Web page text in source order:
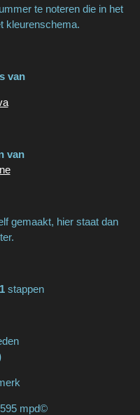
te noteren die in het
kleurenschema.
van
van
gemaakt, hier staat dan
stappen
mpd©